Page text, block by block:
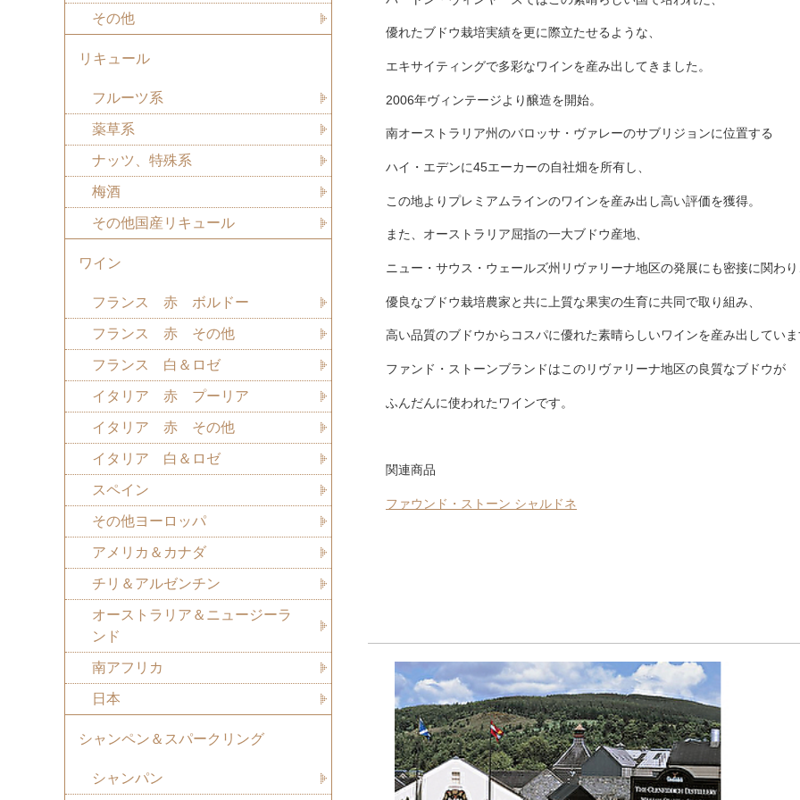
優れたブドウ栽培実績を更に際立たせるような、
エキサイティングで多彩なワインを産み出してきました。
2006年ヴィンテージより醸造を開始。
南オーストラリア州のバロッサ・ヴァレーのサブリジョンに位置する
ハイ・エデンに45エーカーの自社畑を所有し、
この地よりプレミアムラインのワインを産み出し高い評価を獲得。
また、オーストラリア屈指の一大ブドウ産地、
ニュー・サウス・ウェールズ州リヴァリーナ地区の発展にも密接に関わ
優良なブドウ栽培農家と共に上質な果実の生育に共同で取り組み、
高い品質のブドウからコスパに優れた素晴らしいワインを産み出してい
ファンド・ストーンブランドはこのリヴァリーナ地区の良質なブドウが
ふんだんに使われたワインです。
関連商品
ファウンド・ストーン シャルドネ
その他
リキュール
フルーツ系
薬草系
ナッツ、特殊系
梅酒
その他国産リキュール
ワイン
フランス 赤 ボルドー
フランス 赤 その他
フランス 白＆ロゼ
イタリア 赤 プーリア
イタリア 赤 その他
イタリア 白＆ロゼ
スペイン
その他ヨーロッパ
アメリカ＆カナダ
チリ＆アルゼンチン
オーストラリア＆ニュージーラ
ンド
南アフリカ
日本
シャンペン＆スパークリング
シャンパン